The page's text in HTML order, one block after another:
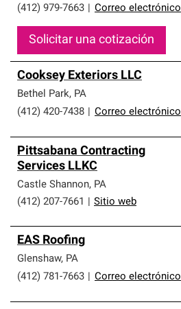
(412) 979-7663 Correo electrónico
Solicitar una cotización
Cooksey Exteriors LLC
Bethel Park, PA
(412) 420-7438
Correo electrónico
Pittsabana Contracting
Services LLKC
Castle Shannon, PA
(412) 207-7661
Sitio web
EAS Roofing
Glenshaw, PA
(412) 781-7663
Correo electrónico